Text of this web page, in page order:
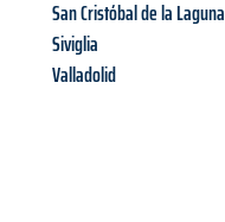
San Cristóbal de la Laguna
Siviglia
Valladolid